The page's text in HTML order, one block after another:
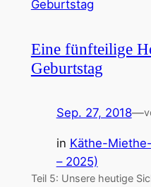
Eine fünfteilige
Geburtstag
Sep. 27, 2018—
in Käthe-
– 2025)
Teil 5: Unsere heutige